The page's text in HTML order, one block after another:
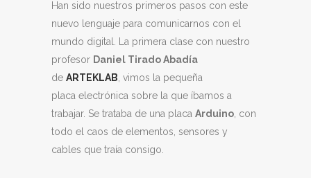
Han sido nuestros primeros pasos con este
nuevo lenguaje para comunicarnos con el
mundo digital. La primera clase con nuestro
profesor Daniel Tirado Abadía
de ARTEKLAB , vimos la pequeña
placa electrónica sobre la que íbamos a
trabajar. Se trataba de una placa Arduino , con
todo el caos de elementos, sensores y
cables que traía consigo.